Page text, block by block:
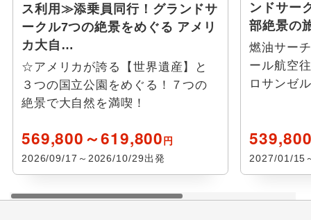
ス利用≫添乗員同行！グランドサ
ークル7つの絶景をめぐる アメリ
カ大自…
☆アメリカが誇る【世界遺産】と
３つの国立公園をめぐる！７つの
絶景で大自然を満喫！
569,800～619,800円
2026/09/17～2026/10/29出発
ンドサー
部絶景の
燃油サー
ール航空
ロサンゼ
2027/01/15